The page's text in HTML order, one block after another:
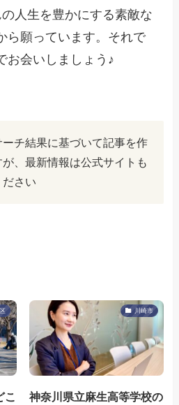
人生を豊かにする素敵な
ら願っています。それで
お会いしましょう♪
チ結果に基づいて記事を作
、最新情報は公式サイトも
さい
こ
川崎市
神奈川県立麻生高等学校の